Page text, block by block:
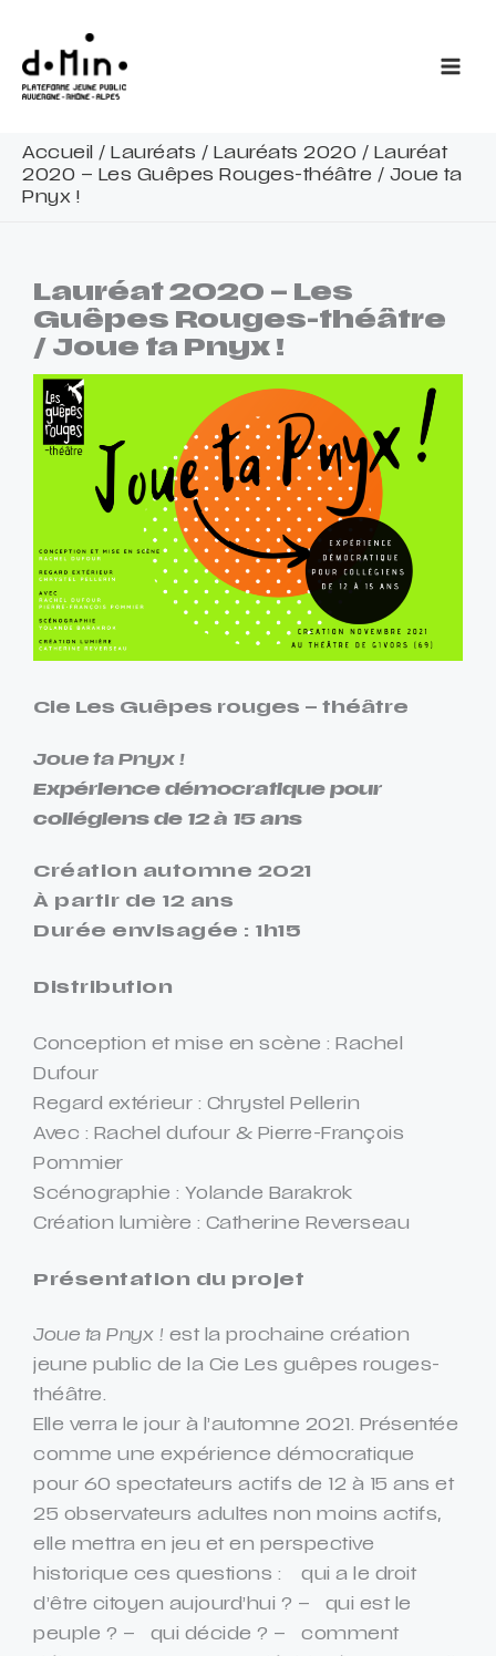
contenu
Accueil / Lauréats / Lauréats 2020 / Lauréat
2020 – Les Guêpes Rouges-théâtre / Joue ta
Pnyx !
Lauréat 2020 – Les
Guêpes Rouges-théâtre
/ Joue ta Pnyx !
Cie Les Guêpes rouges – théâtre
Joue ta Pnyx !
Expérience démocratique pour
collégiens de 12 à 15 ans
Création automne 2021
À partir de 12 ans
Durée envisagée : 1h15
Distribution
Conception et mise en scène : Rachel
Dufour
Regard extérieur : Chrystel Pellerin
Avec : Rachel dufour & Pierre-François
Pommier
Scénographie : Yolande Barakrok
Création lumière : Catherine Reverseau
Présentation du projet
Joue ta Pnyx ! est la prochaine création
jeune public de la Cie Les guêpes rouges-
théâtre.
Elle verra le jour à l’automne 2021. Présentée
comme une expérience démocratique
pour 60 spectateurs actifs de 12 à 15 ans et
25 observateurs adultes non moins actifs,
elle mettra en jeu et en perspective
historique ces questions : qui a le droit
d’être citoyen aujourd’hui ? – qui est le
peuple ? – qui décide ? – comment